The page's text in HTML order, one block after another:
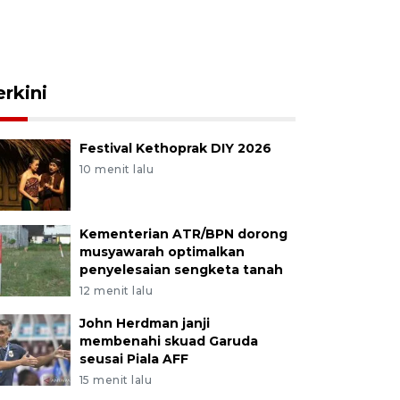
Festival Kethoprak DIY 2026
10 menit lalu
Kementerian ATR/BPN dorong
musyawarah optimalkan
penyelesaian sengketa tanah
12 menit lalu
John Herdman janji
membenahi skuad Garuda
seusai Piala AFF
15 menit lalu